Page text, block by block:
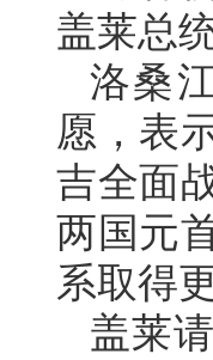
盖莱总
洛桑
愿，表
吉全面
两国元
系取得
盖莱